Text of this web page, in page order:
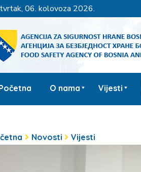
06. kolovoza 2026.
O nama Vijesti
Novosti Vijesti